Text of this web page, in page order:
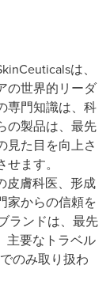
は、
の世界的リーダ
専門知識は、科
の製品は、最先
見た目を向上さ
ます。
皮膚科医、形成
家からの信頼を
ランドは、最先
主要なトラベル
でのみ取り扱わ